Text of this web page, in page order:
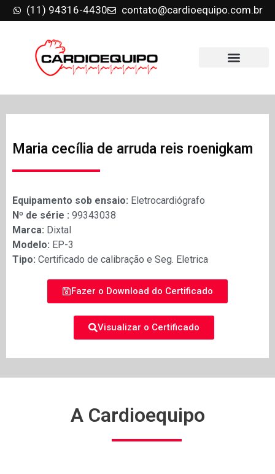
(11) 94316-4430 contato@cardioequipo.com.br
Maria cecília de arruda reis roenigkam
Equipamento sob ensaio: Eletrocardiógrafo
Nº de série : 99343038
Marca: Dixtal
Modelo: EP-3
Tipo: Certificado de calibração e Seg. Eletrica
Fazer o Download do Certificado
Visualizar o Certificado
A Cardioequipo